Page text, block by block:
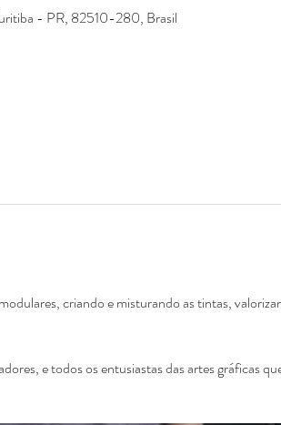
- PR, 82510-280, Brasil
criando e misturando as tintas,
e todos os entusiastas das artes gráficas